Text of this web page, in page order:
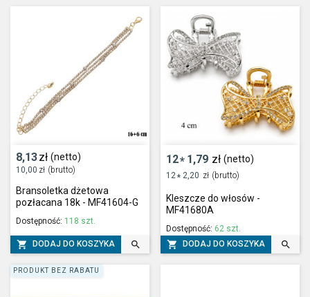
8,13zł (netto)
10,00 zł (brutto)
Bransoletka dżetowa
pozłacana 18k - MF41604-G
Dostępność: 118 szt.
 DODAJ DO KOSZYKA 
12* 1,79 zł (netto)
12* 2,20 zł (brutto)
Kleszcze do włosów -
MF41680A
Dostępność: 62 szt.
 DODAJ DO KOSZYKA 
PRODUKT BEZ RABATU